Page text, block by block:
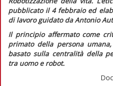
pubblicato il 4 febbraio ed
di lavoro guidato da Antonio
Il principio affermato come
primato della persona
basato sulla centralità della
tra uomo e robot.